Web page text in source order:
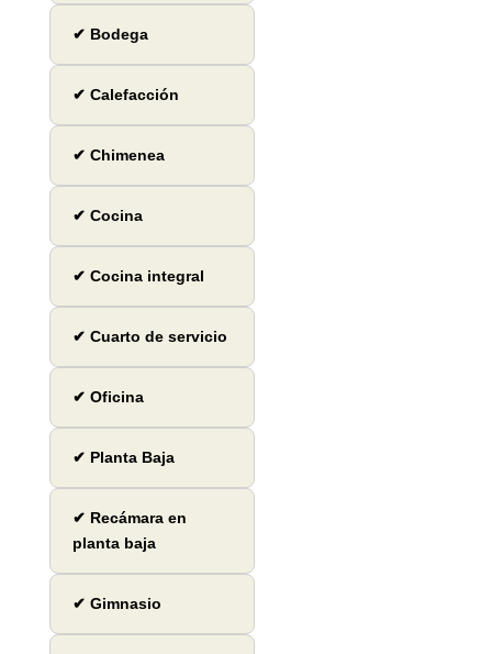
✔ Bodega
✔ Calefacción
✔ Chimenea
✔ Cocina
✔ Cocina integral
✔ Cuarto de servicio
✔ Oficina
✔ Planta Baja
✔ Recámara en
planta baja
✔ Gimnasio